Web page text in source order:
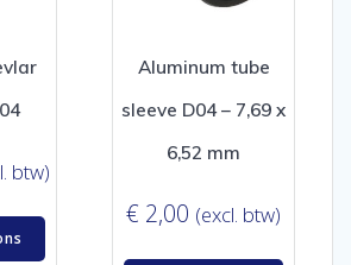
btw)
Aluminum tube
sleeve D04 – 7,69 x
6,52 mm
€ 2,00 (excl. btw)